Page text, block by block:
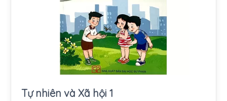
Tự nhiên và Xã hội 1